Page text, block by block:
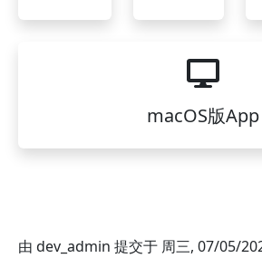
macOS版App
由 dev_admin 提交于 周三, 07/05/